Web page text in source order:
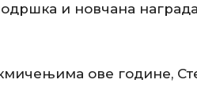
и новчана
ове године,